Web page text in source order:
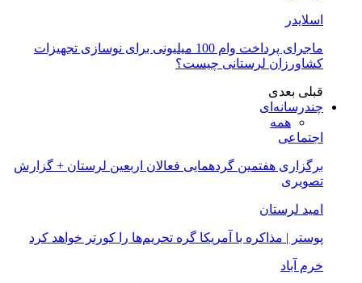
اسلایدر
ماجرای پرداخت وام 100 میلیونی برای نوسازی تجهیزات
کشاورزان لرستانی چیست؟
قبلی بعدی
چندرسانه‌ای
همه
اجتماعی
برگزاری هفتمین گردهمایی فعالان اربعین لرستان + گزارش
تصویری
امید لرستان
پوستر | مذاکره با آمریکا گره تحریم‌ها را کورتر خواهد کرد
خرم آباد